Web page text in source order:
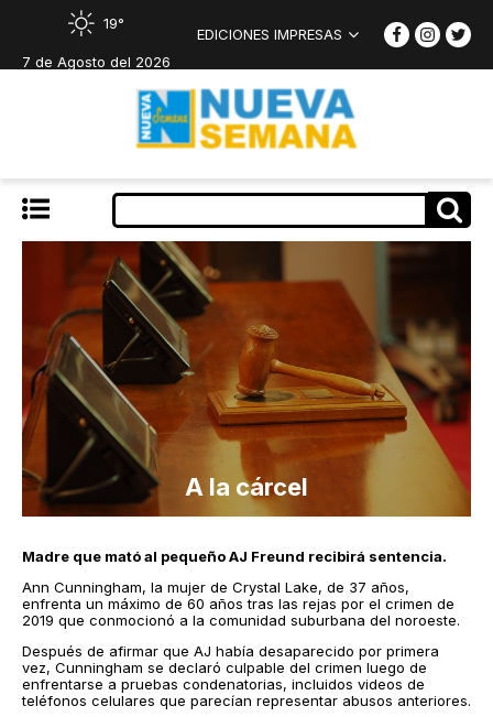
19°
7 de Agosto del 2026
EDICIONES IMPRESAS
A la cárcel
Madre que mató al pequeño AJ Freund recibirá sentencia.
Ann Cunningham, la mujer de Crystal Lake, de 37 años,
enfrenta un máximo de 60 años tras las rejas por el crimen de
2019 que conmocionó a la comunidad suburbana del noroeste.
Después de afirmar que AJ había desaparecido por primera
vez, Cunningham se declaró culpable del crimen luego de
enfrentarse a pruebas condenatorias, incluidos videos de
teléfonos celulares que parecían representar abusos anteriores.